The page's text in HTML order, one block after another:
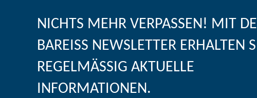
NICHTS MEHR VERPASSEN! MIT
BAREISS NEWSLETTER ERHALTEN
REGELMÄSSIG AKTUELLE I
NFORMATIONEN.